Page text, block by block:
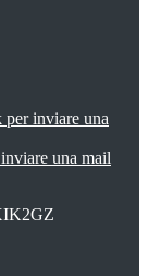
inviare una
una mail